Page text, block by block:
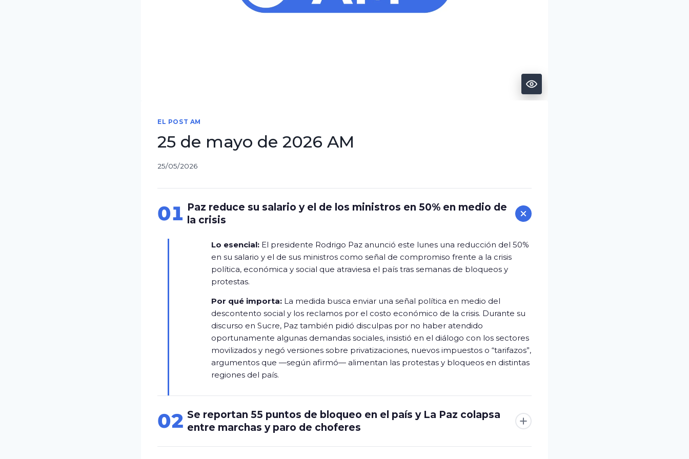
EL POST AM
25 de mayo de 2026 AM
25/05/2026
01 Paz reduce su salario y el de los ministros en 50% en medio de
la crisis
Lo esencial: El presidente Rodrigo Paz anunció este lunes una reducción del 50%
en su salario y el de sus ministros como señal de compromiso frente a la crisis
política, económica y social que atraviesa el país tras semanas de bloqueos y
protestas.
Por qué importa: La medida busca enviar una señal política en medio del
descontento social y los reclamos por el costo económico de la crisis. Durante su
discurso en Sucre, Paz también pidió disculpas por no haber atendido
oportunamente algunas demandas sociales, insistió en el diálogo con los sectores
movilizados y negó versiones sobre privatizaciones, nuevos impuestos o “tarifazos”,
argumentos que —según afirmó— alimentan las protestas y bloqueos en distintas
regiones del país.
02 Se reportan 55 puntos de bloqueo en el país y La Paz colapsa
entre marchas y paro de choferes